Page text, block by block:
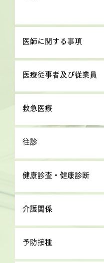
医師に関する事項
医療従事者及び従業員
救急医療
往診
健康診査・健康診断
介護関係
予防接種